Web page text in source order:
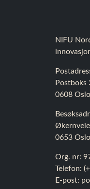
NIFU
Postboks
0608 Oslo
0653 Oslo
Org. nr:
Telefon:
E-post: